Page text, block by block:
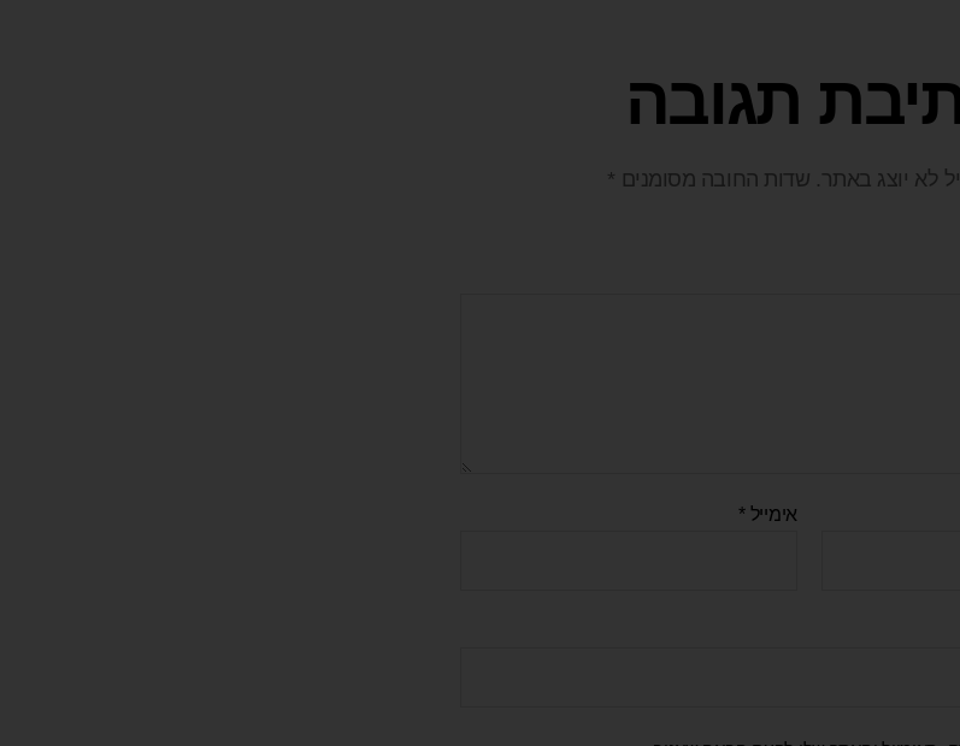
תגובה
לא יוצג באתר. שדות החובה מסומנים *
אימייל*